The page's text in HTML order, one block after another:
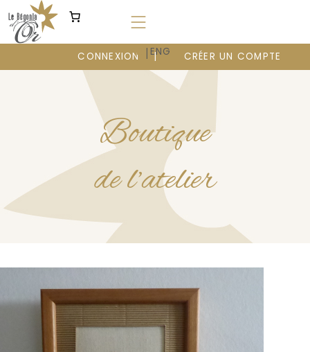
au
contenu
FR | ENG
CONNEXION CRÉER UN COMPTE
Boutique
de l’atelier